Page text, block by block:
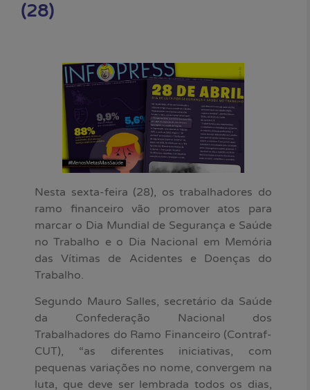
(28)
Nesta sexta-feira (28), os trabalhadores do
ramo financeiro vão promover atos para
marcar o Dia Mundial de Segurança e Saúde
no Trabalho e o Dia Nacional em Memória
das Vítimas de Acidentes e Doenças do
Trabalho.
Segundo Mauro Salles, secretário da Saúde
da Confederação Nacional dos
Trabalhadores do Ramo Financeiro (Contraf-
CUT), “as diferentes iniciativas, com
pequenas variações no nome, convergem na
luta, que deve ser lembrada todos os dias,